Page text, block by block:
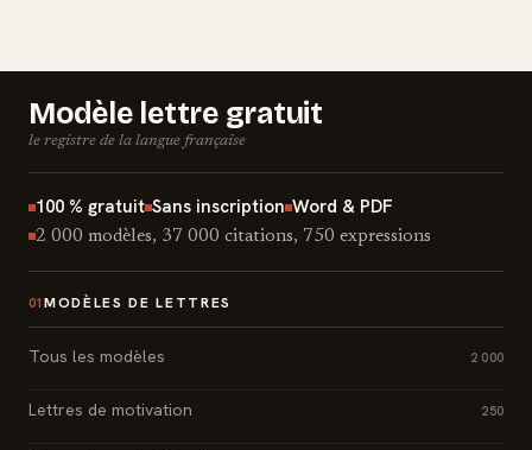
Modèle lettre gratuit
le registre de la langue française
100 % gratuit Sans inscription Word & PDF
2 000 modèles, 37 000 citations, 750 expressions
01 MODÈLES DE LETTRES
Tous les modèles 2 000
Lettres de motivation 250